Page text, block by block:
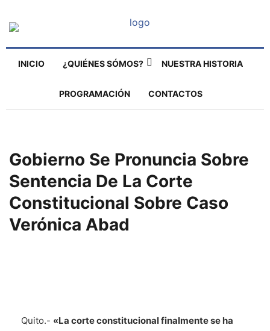
INICIO ¿QUIÉNES SÓMOS? NUESTRA HISTORIA
PROGRAMACIÓN CONTACTOS
Gobierno Se Pronuncia Sobre
Sentencia De La Corte
Constitucional Sobre Caso
Verónica Abad
Quito.- «La corte constitucional finalmente se ha